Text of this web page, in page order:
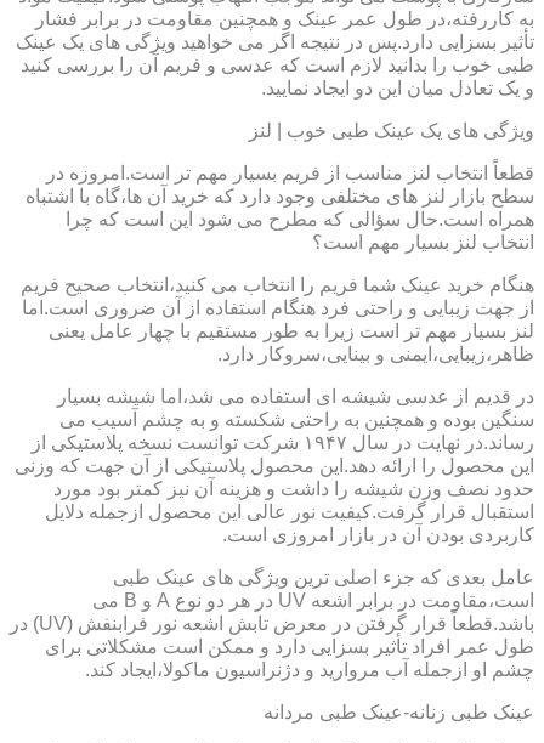
به کاررفته،در طول عمر عینک و همچنین مقاومت در برابر فشار
تأثیر بسزایی دارد.پس در نتیجه اگر می خواهید ویژگی های یک عینک
طبی خوب را بدانید لازم است که عدسی و فریم آن را بررسی کنید
و یک تعادل میان این دو ایجاد نمایید.
ویژگی های یک عینک طبی خوب | لنز
قطعاً انتخاب لنز مناسب از فریم بسیار مهم تر است.امروزه در
سطح بازار لنز های مختلفی وجود دارد که خرید آن ها،گاه با اشتباه
همراه است.حال سؤالی که مطرح می شود این است که چرا
انتخاب لنز بسیار مهم است؟
هنگام خرید عینک شما فریم را انتخاب می کنید،انتخاب صحیح فریم
از جهت زیبایی و راحتی فرد هنگام استفاده از آن ضروری است.اما
لنز بسیار مهم تر است زیرا به طور مستقیم با چهار عامل یعنی
ظاهر،زیبایی،ایمنی و بینایی،سروکار دارد.
در قدیم از عدسی شیشه ای استفاده می شد،اما شیشه بسیار
سنگین بوده و همچنین به راحتی شکسته و به چشم آسیب می
رساند.در نهایت در سال ۱۹۴۷ شرکت توانست نسخه پلاستیکی از
این محصول را ارائه دهد.این محصول پلاستیکی از آن جهت که وزنی
حدود نصف وزن شیشه را داشت و هزینه آن نیز کمتر بود مورد
استقبال قرار گرفت.کیفیت نور عالی این محصول ازجمله دلایل
کاربردی بودن آن در بازار امروزی است.
عامل بعدی که جزء اصلی ترین ویژگی های عینک طبی
است،مقاومت در برابر اشعه UV در هر دو نوع A و B می
باشد.قطعاً قرار گرفتن در معرض تابش اشعه نور فرابنفش (UV) در
طول عمر افراد تأثیر بسزایی دارد و ممکن است مشکلاتی برای
چشم او ازجمله آب مروارید و دژنراسیون ماکولا،ایجاد کند.
عینک طبی زنانه-عینک طبی مردانه